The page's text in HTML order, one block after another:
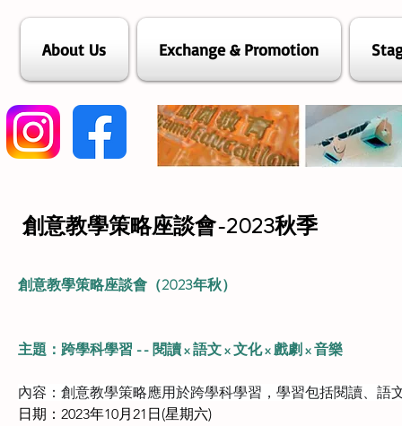
About Us Exchange & Promotion
創意教學策略座談會-2023秋季
創意教學策略座談會（2023年秋）
主題：跨學科學習 -- 閱讀 x 語文 x 文化 x 戲劇 x 音樂
內容：創意教學策略應用於跨學科學習，學習包括閱讀、語
日期：2023年10月21日(星期六)